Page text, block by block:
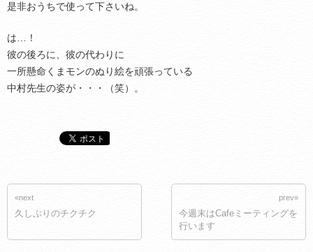
是非おうちで使って下さいね。
は…！
彼の後ろに、彼の代わりに
一所懸命くまモンのぬり絵を頑張っている
中村先生の姿が・・・（笑）。
«next
久しぶりのチクチク
prev»
今週末はCafeミーティングを
行います